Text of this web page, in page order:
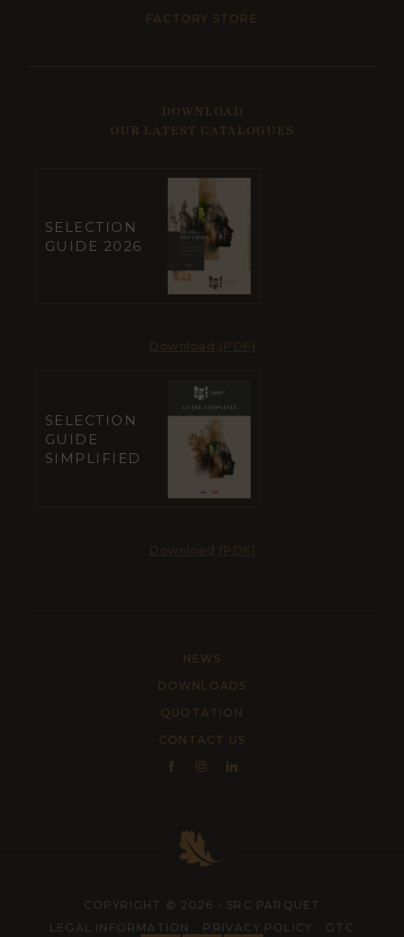
FACTORY STORE
DOWNLOAD
OUR LATEST CATALOGUES
SELECTION
GUIDE 2026
Download (PDF)
SELECTION
GUIDE
SIMPLIFIED
Download (PDF)
NEWS
DOWNLOADS
QUOTATION
CONTACT US
COPYRIGHT © 2026 - SRC PARQUET
LEGAL INFORMATION
PRIVACY POLICY GTC